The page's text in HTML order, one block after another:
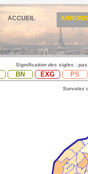
ACCUEIL
Signification des sigles :
BN EXG PS
Survolez